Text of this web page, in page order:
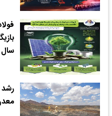
سال ۱۴۱۰
رشد